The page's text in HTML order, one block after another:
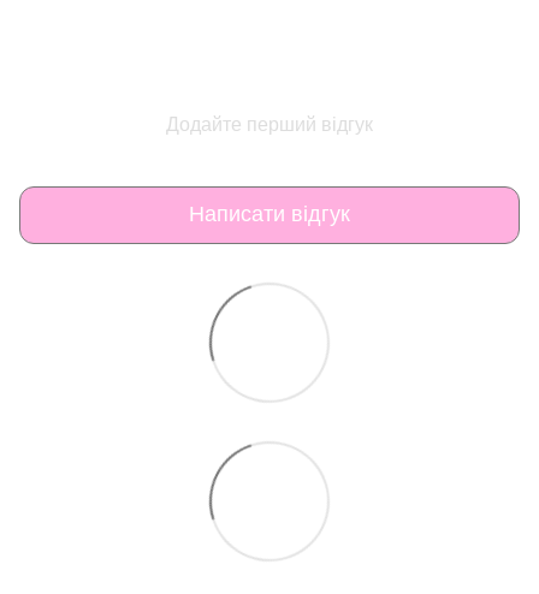
Додайте перший відгук
Написати відгук